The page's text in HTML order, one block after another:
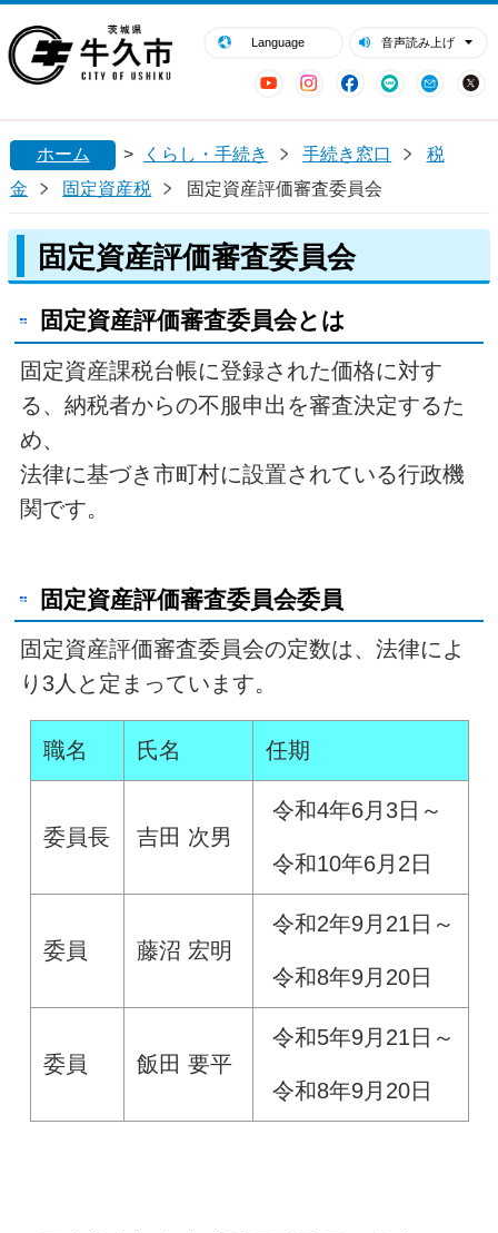
Language 音声読み上げ
YouTubeInstagram
Facebook
LINE Mail
閉じる
ホーム > くらし・手続き 手続き窓口
税
金
固定資産税 固定資産評価審査委員会
固定資産評価審査委員会
固定資産評価審査委員会とは
固定資産課税台帳に登録された価格に対す
る、納税者からの不服申出を審査決定するた
め、
法律に基づき市町村に設置されている行政機
関です。
固定資産評価審査委員会委員
固定資産評価審査委員会の定数は、法律によ
り3人と定まっています。
職名 氏名 任期
委員長 吉田 次男
令和4年6月3日～
令和10年6月2日
委員 藤沼 宏明
令和2年9月21日～
令和8年9月20日
委員 飯田 要平
令和5年9月21日～
令和8年9月20日